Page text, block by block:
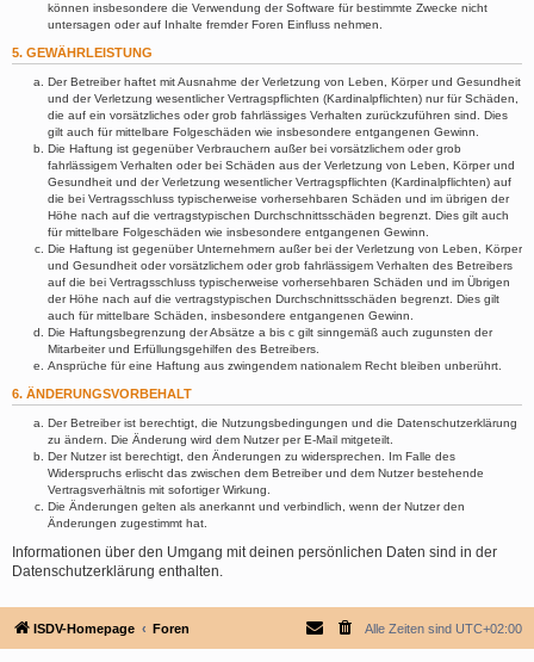
können insbesondere die Verwendung der Software für bestimmte Zwecke nicht
untersagen oder auf Inhalte fremder Foren Einfluss nehmen.
5. GEWÄHRLEISTUNG
Der Betreiber haftet mit Ausnahme der Verletzung von Leben, Körper und Gesundheit
und der Verletzung wesentlicher Vertragspflichten (Kardinalpflichten) nur für Schäden,
die auf ein vorsätzliches oder grob fahrlässiges Verhalten zurückzuführen sind. Dies
gilt auch für mittelbare Folgeschäden wie insbesondere entgangenen Gewinn.
Die Haftung ist gegenüber Verbrauchern außer bei vorsätzlichem oder grob
fahrlässigem Verhalten oder bei Schäden aus der Verletzung von Leben, Körper und
Gesundheit und der Verletzung wesentlicher Vertragspflichten (Kardinalpflichten) auf
die bei Vertragsschluss typischerweise vorhersehbaren Schäden und im übrigen der
Höhe nach auf die vertragstypischen Durchschnittsschäden begrenzt. Dies gilt auch
für mittelbare Folgeschäden wie insbesondere entgangenen Gewinn.
Die Haftung ist gegenüber Unternehmern außer bei der Verletzung von Leben, Körper
und Gesundheit oder vorsätzlichem oder grob fahrlässigem Verhalten des Betreibers
auf die bei Vertragsschluss typischerweise vorhersehbaren Schäden und im Übrigen
der Höhe nach auf die vertragstypischen Durchschnittsschäden begrenzt. Dies gilt
auch für mittelbare Schäden, insbesondere entgangenen Gewinn.
Die Haftungsbegrenzung der Absätze a bis c gilt sinngemäß auch zugunsten der
Mitarbeiter und Erfüllungsgehilfen des Betreibers.
Ansprüche für eine Haftung aus zwingendem nationalem Recht bleiben unberührt.
6. ÄNDERUNGSVORBEHALT
Der Betreiber ist berechtigt, die Nutzungsbedingungen und die Datenschutzerklärung
zu ändern. Die Änderung wird dem Nutzer per E-Mail mitgeteilt.
Der Nutzer ist berechtigt, den Änderungen zu widersprechen. Im Falle des
Widerspruchs erlischt das zwischen dem Betreiber und dem Nutzer bestehende
Vertragsverhältnis mit sofortiger Wirkung.
Die Änderungen gelten als anerkannt und verbindlich, wenn der Nutzer den
Änderungen zugestimmt hat.
Informationen über den Umgang mit deinen persönlichen Daten sind in der
Datenschutzerklärung enthalten.
ISDV-Homepage Foren Alle Zeiten sind UTC+02:00